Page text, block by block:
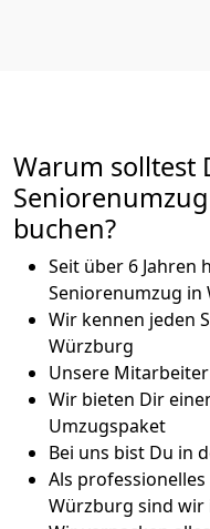
Warum solltest
buchen?
Seit über 6
Seniorenumzug in
Wir kennen jeden
Würzburg
Unsere
Wir bieten Dir
Umzugspaket
Bei uns bist Du in
Als
Würzburg sind wir